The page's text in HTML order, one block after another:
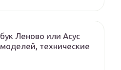
Леново или Асус
технические